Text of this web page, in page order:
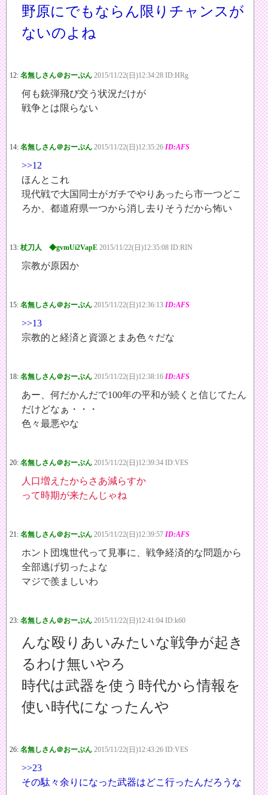
野原にでもならん限りチャンスが
ないのよね
12: 名無しさん＠おーぷん 2015/11/22(日)12:34:28 ID:HRg
何も銃弾飛び交う状況だけが
戦争とは限らない
14: 名無しさん＠おーぷん 2015/11/22(日)12:35:26 ID:AFS
>>12
ほんとこれ
現代戦で大国同士がガチでやりあったら市一つどこ
ろか、都道府県一つから消し去りそうだから怖い
13: 杖刀人 ◆gvmUi2VapE 2015/11/22(日)12:35:08 ID:RIN
宗教が原因か
15: 名無しさん＠おーぷん 2015/11/22(日)12:36:13 ID:AFS
>>13
宗教的と経済と資源とまあ色々だな
18: 名無しさん＠おーぷん 2015/11/22(日)12:38:16 ID:AFS
あー、何だかんだで100年の平和が続くと信じてたん
だけどなぁ・・・
色々最悪やな
20: 名無しさん＠おーぷん 2015/11/22(日)12:39:34 ID:VES
人口増えたからさあ減らすか
って時期が来たんじゃね
21: 名無しさん＠おーぷん 2015/11/22(日)12:39:57 ID:AFS
ホント団塊世代って見事に、戦争経済的な問題から
全部逃げ切ったよな
マジで羨ましいわ
23: 名無しさん＠おーぷん 2015/11/22(日)12:41:04 ID:k60
んな殴りあいみたいな戦争が起き
るわけ無いやろ
時代は武器を使う時代から情報を
使い時代になったんや
26: 名無しさん＠おーぷん 2015/11/22(日)12:43:26 ID:VES
>>23
その駄々余りになった武器はどこ行ったんだろうな